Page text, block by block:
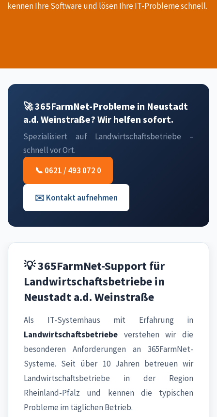
kennen Ihre Software und lösen Ihre IT-Probleme schnell.
🚀 365FarmNet-Probleme in Neustadt
a.d. Weinstraße? Wir helfen sofort.
Spezialisiert auf Landwirtschaftsbetriebe –
schnell vor Ort.
📞 0621 / 493 072 0
✉️ Kontakt aufnehmen
💡 365FarmNet-Support für
Landwirtschaftsbetriebe in
Neustadt a.d. Weinstraße
Als IT-Systemhaus mit Erfahrung in
Landwirtschaftsbetriebe verstehen wir die
besonderen Anforderungen an 365FarmNet-
Systeme. Seit über 10 Jahren betreuen wir
Landwirtschaftsbetriebe in der Region
Rheinland-Pfalz und kennen die typischen
Probleme im täglichen Betrieb.